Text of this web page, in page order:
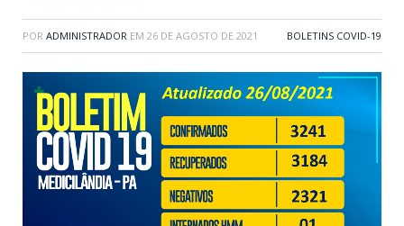
POR ADMINISTRADOR EM 26 DE AGOSTO DE 2021 BOLETINS COVID-19